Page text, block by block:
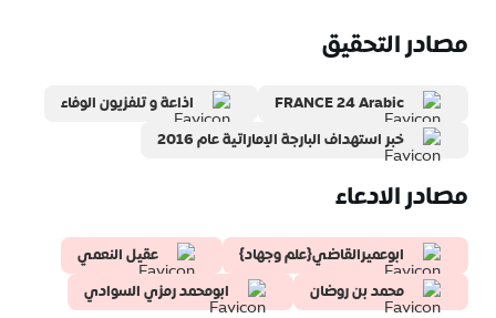
مصادر التحقيق
FRANCE 24 Arabic
اذاعة و تلفزيون الوفاء
خبر استهداف البارجة الإماراتية عام 2016
مصادر الادعاء
ابوعميرالقاضي{علم وجهاد}
عقيل النعمي
محمد بن روضان
ابومحمد رمزي السوادي